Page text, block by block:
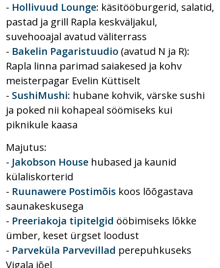
- Hollivuud Lounge: käsitööburgerid, salatid,
pastad ja grill Rapla keskväljakul,
suvehooajal avatud väliterrass
- Bakelin Pagaristuudio (avatud N ja R):
Rapla linna parimad saiakesed ja kohv
meisterpagar Evelin Küttiselt
- SushiMushi: hubane kohvik, värske sushi
ja poked nii kohapeal söömiseks kui
piknikule kaasa
Majutus:
- Jakobson House hubased ja kaunid
külaliskorterid
- Ruunawere Postimõis koos lõõgastava
saunakeskusega
- Preeriakoja tipitelgid ööbimiseks lõkke
ümber, keset ürgset loodust
- Parveküla Parvevillad perepuhkuseks
Vigala jõel